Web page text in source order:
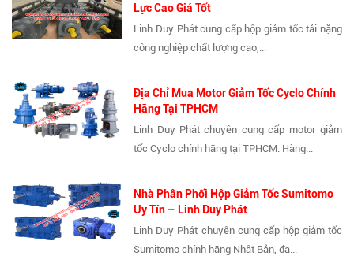
Lực Cao Giá Tốt
Linh Duy Phát cung cấp hộp giảm tốc tải nặng
công nghiệp chất lượng cao,...
Địa Chỉ Mua Motor Giảm Tốc Cyclo Chính
Hãng Tại TPHCM
Linh Duy Phát chuyên cung cấp motor giảm
tốc Cyclo chính hãng tại TPHCM. Hàng...
Nhà Phân Phối Hộp Giảm Tốc Sumitomo
Uy Tín – Linh Duy Phát
Linh Duy Phát chuyên cung cấp hộp giảm tốc
Sumitomo chính hãng Nhật Bản, đa...